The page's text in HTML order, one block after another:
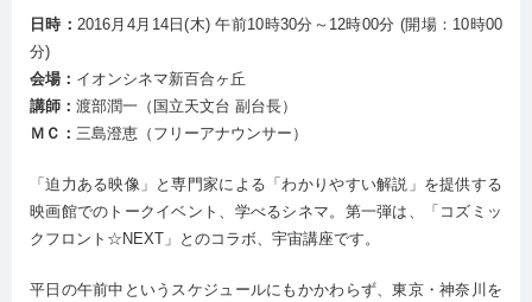
日時： 2016月4月14日(木) 午前10時30分～12時00分 (開場：10時00
分)
会場： イオンシネマ新百合ヶ丘
講師： 渡部潤一（国立天文台 副台長）
ＭＣ： 三島澄恵（フリーアナウンサー）
「迫力ある映像」と専門家による「わかりやすい解説」を提供する
映画館でのトークイベント、学べるシネマ。第一弾は、「コズミッ
クフロント☆NEXT」とのコラボ、宇宙講座です。
平日の午前中というスケジュールにもかかわらず、東京・神奈川を